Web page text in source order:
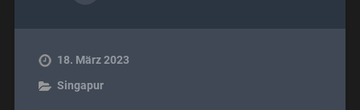
18. März 2023
Singapur